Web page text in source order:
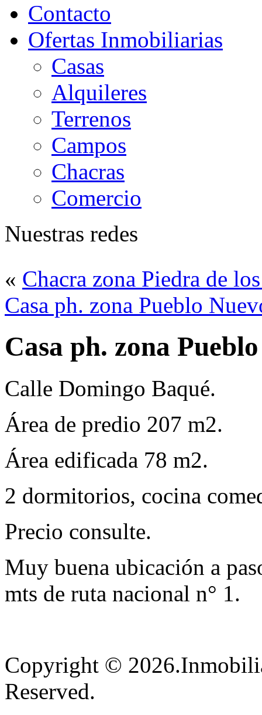
Contacto
Ofertas Inmobiliarias
Casas
Alquileres
Terrenos
Campos
Chacras
Comercio
Nuestras redes
« Chacra zona Piedra de
Casa ph. zona Pueblo
Casa ph. zona
Calle Domingo Baqué.
Área de predio 207 m2.
Área edificada 78 m2.
2 dormitorios, cocina
Precio consulte.
Muy buena ubicación a
mts de ruta nacional n° 1.
Copyright ©
Reserved.